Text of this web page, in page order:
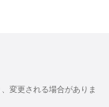
変更される場合がありま